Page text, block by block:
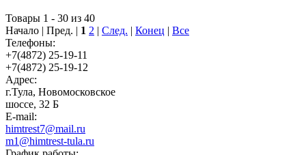
Товары 1 - 30 из 40
Начало | Пред. | 1 2 | След. | Конец | Все
Телефоны:
+7(4872) 25-19-11
+7(4872) 25-19-12
Адрес:
г.Тула, Новомосковское
шоссе, 32 Б
E-mail:
himtrest7@mail.ru
m1@himtrest-tula.ru